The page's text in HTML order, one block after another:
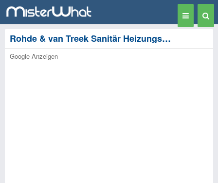
Toggle
navigation
Rohde & van Treek Sanitär Heizungsbau GmbH - Krefeld
Google Anzeigen